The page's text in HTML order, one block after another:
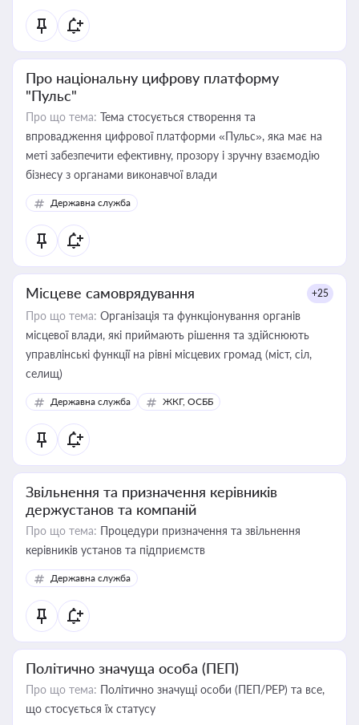
Про національну цифрову платформу
"Пульс"
Про що тема: Тема стосується створення та
впровадження цифрової платформи «Пульс», яка має на
меті забезпечити ефективну, прозору і зручну взаємодію
бізнесу з органами виконавчої влади
Державна служба
Місцеве самоврядування +25
Про що тема: Організація та функціонування органів
місцевої влади, які приймають рішення та здійснюють
управлінські функції на рівні місцевих громад (міст, сіл,
селищ)
Державна служба ЖКГ, ОСББ
Звільнення та призначення керівників
держустанов та компаній
Про що тема: Процедури призначення та звільнення
керівників установ та підприємств
Державна служба
Політично значуща особа (ПЕП)
Про що тема: Політично значущі особи (ПЕП/PEP) та все,
що стосується їх статусу